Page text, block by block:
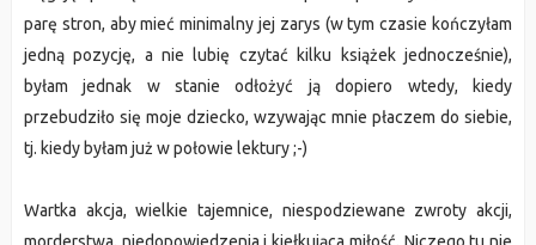
parę stron, aby mieć minimalny jej zarys (w tym czasie kończyłam
jedną pozycję, a nie lubię czytać kilku książek jednocześnie),
byłam jednak w stanie odłożyć ją dopiero wtedy, kiedy
przebudziło się moje dziecko, wzywając mnie płaczem do siebie,
tj. kiedy byłam już w połowie lektury ;-)
Wartka akcja, wielkie tajemnice, niespodziewane zwroty akcji,